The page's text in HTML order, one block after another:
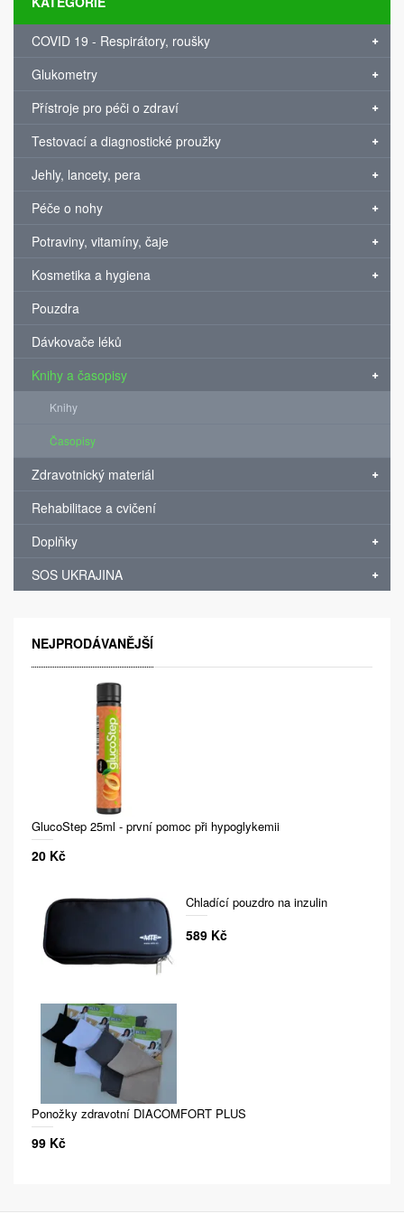
COVID 19 - Respirátory, roušky
Glukometry
Přístroje pro péči o zdraví
Testovací a diagnostické proužky
Jehly, lancety, pera
Péče o nohy
Potraviny, vitamíny, čaje
Kosmetika a hygiena
Pouzdra
Dávkovače léků
Knihy a časopisy
Knihy
Časopisy
Zdravotnický materiál
Rehabilitace a cvičení
Doplňky
SOS UKRAJINA
NEJPRODÁVANĚJŠÍ
GlucoStep 25ml - první pomoc při hypoglykemii
20 Kč
Chladící pouzdro na inzulin
589 Kč
Ponožky zdravotní DIACOMFORT PLUS
99 Kč